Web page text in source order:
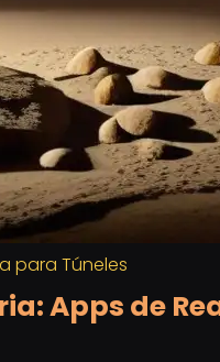
para Túneles
Apps de